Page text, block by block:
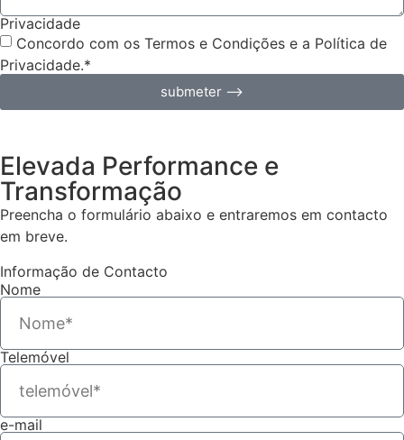
Privacidade
Concordo com os Termos e Condições e a Política de
Privacidade.*
submeter ⟶
Elevada Performance e
Transformação
Preencha o formulário abaixo e entraremos em contacto
em breve.
Informação de Contacto
Nome
Telemóvel
e-mail